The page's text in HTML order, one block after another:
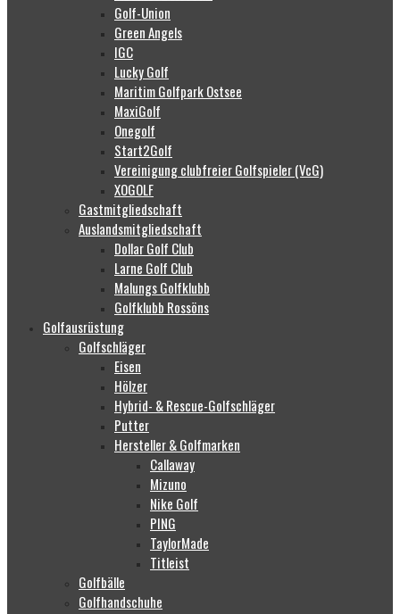
Golf-Union
Green Angels
IGC
Lucky Golf
Maritim Golfpark Ostsee
MaxiGolf
Onegolf
Start2Golf
Vereinigung clubfreier Golfspieler (VcG)
XOGOLF
Gastmitgliedschaft
Auslandsmitgliedschaft
Dollar Golf Club
Larne Golf Club
Malungs Golfklubb
Golfklubb Rossöns
Golfausrüstung
Golfschläger
Eisen
Hölzer
Hybrid- & Rescue-Golfschläger
Putter
Hersteller & Golfmarken
Callaway
Mizuno
Nike Golf
PING
TaylorMade
Titleist
Golfbälle
Golfhandschuhe